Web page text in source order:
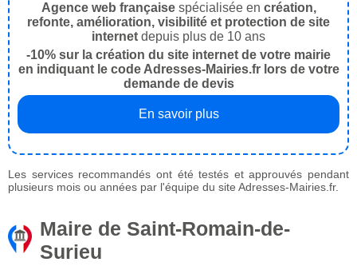
Agence web françaisespécialisée en création,
refonte, amélioration, visibilité et protection de site
internet depuis plus de 10 ans
-10% sur la création du site internet de votre mairie
en indiquant le code Adresses-Mairies.fr lors de votre
demande de devis
En savoir plus
Les services recommandés ont été testés et approuvés pendant
plusieurs mois ou années par l'équipe du site Adresses-Mairies.fr.
Maire de Saint-Romain-de-
Surieu